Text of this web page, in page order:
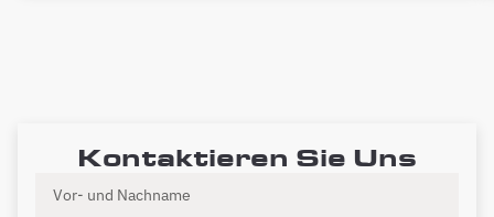
Kontaktieren Sie Uns